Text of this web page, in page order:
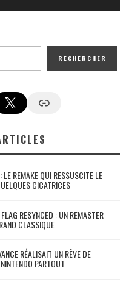
RECHERCHER
X Google News
REMAKE QUI RESSUSCITE LE
CICATRICES
RESYNCED : UN REMASTER
CLASSIQUE
RÉALISAIT UN RÊVE DE
PARTOUT